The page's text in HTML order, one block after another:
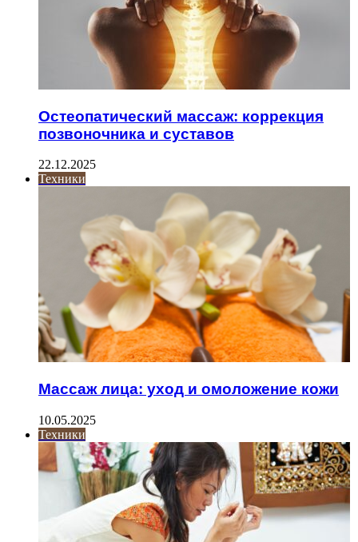
Остеопатический массаж: коррекция
позвоночника и суставов
22.12.2025
Техники
Массаж лица: уход и омоложение кожи
10.05.2025
Техники